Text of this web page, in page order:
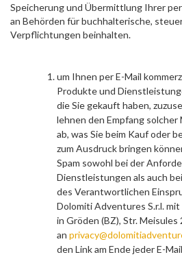
Speicherung und Übermittlung Ihrer
an Behörden für buchhalterische,
Verpflichtungen beinhalten.
um Ihnen per E-Mail
Produkte und
die Sie gekauft haben,
lehnen den Empfang
ab, was Sie beim Kauf oder
zum Ausdruck bringen
Spam sowohl bei der
Dienstleistungen als auch
des Verantwortlichen
Dolomiti Adventures S.r.l.
in Gröden (BZ), Str.
an
den Link am Ende jeder E-Mail